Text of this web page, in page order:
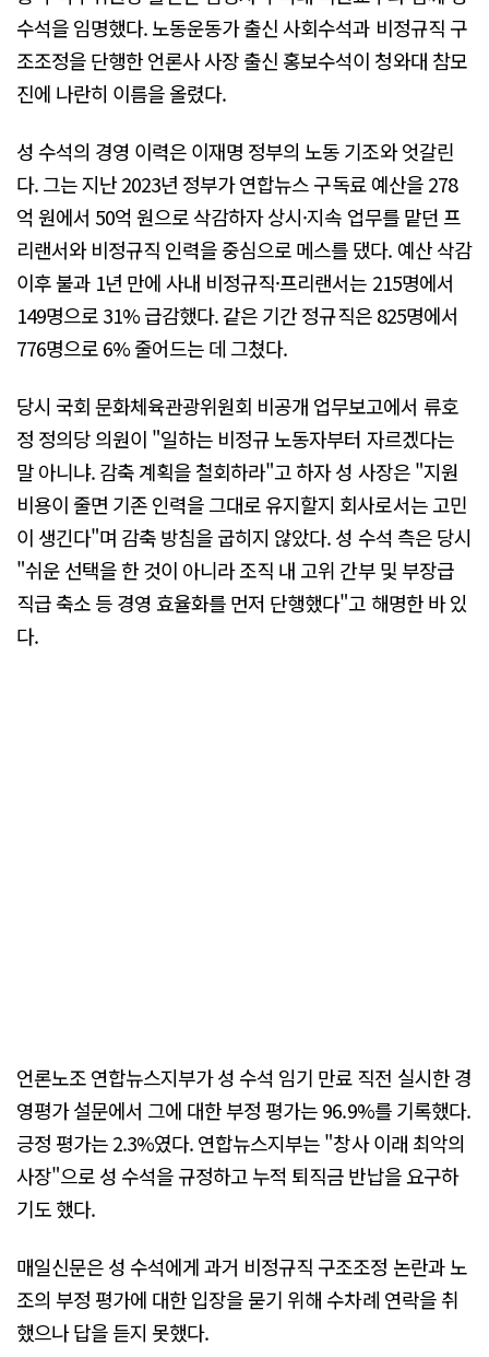
수석을 임명했다. 노동운동가 출신 사회수석과 비정규직 구
조조정을 단행한 언론사 사장 출신 홍보수석이 청와대 참모
진에 나란히 이름을 올렸다.
성 수석의 경영 이력은 이재명 정부의 노동 기조와 엇갈린
다. 그는 지난 2023년 정부가 연합뉴스 구독료 예산을 278
억 원에서 50억 원으로 삭감하자 상시·지속 업무를 맡던 프
리랜서와 비정규직 인력을 중심으로 메스를 댔다. 예산 삭감
이후 불과 1년 만에 사내 비정규직·프리랜서는 215명에서
149명으로 31% 급감했다. 같은 기간 정규직은 825명에서
776명으로 6% 줄어드는 데 그쳤다.
당시 국회 문화체육관광위원회 비공개 업무보고에서 류호
정 정의당 의원이 "일하는 비정규 노동자부터 자르겠다는
말 아니냐. 감축 계획을 철회하라"고 하자 성 사장은 "지원
비용이 줄면 기존 인력을 그대로 유지할지 회사로서는 고민
이 생긴다"며 감축 방침을 굽히지 않았다. 성 수석 측은 당시
"쉬운 선택을 한 것이 아니라 조직 내 고위 간부 및 부장급
직급 축소 등 경영 효율화를 먼저 단행했다"고 해명한 바 있
다.
언론노조 연합뉴스지부가 성 수석 임기 만료 직전 실시한 경
영평가 설문에서 그에 대한 부정 평가는 96.9%를 기록했다.
긍정 평가는 2.3%였다. 연합뉴스지부는 "창사 이래 최악의
사장"으로 성 수석을 규정하고 누적 퇴직금 반납을 요구하
기도 했다.
매일신문은 성 수석에게 과거 비정규직 구조조정 논란과 노
조의 부정 평가에 대한 입장을 묻기 위해 수차례 연락을 취
했으나 답을 듣지 못했다.